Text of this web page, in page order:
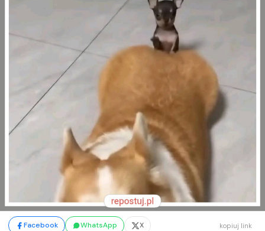
Facebook WhatsApp X kopiuj link